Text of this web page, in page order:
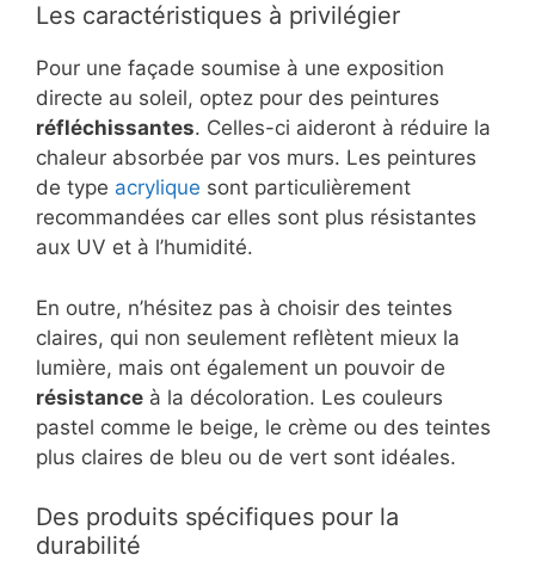
Les caractéristiques à privilégier
Pour une façade soumise à une exposition
directe au soleil, optez pour des peintures
réfléchissantes. Celles-ci aideront à réduire la
chaleur absorbée par vos murs. Les peintures
de type acrylique sont particulièrement
recommandées car elles sont plus résistantes
aux UV et à l’humidité.
En outre, n’hésitez pas à choisir des teintes
claires, qui non seulement reflètent mieux la
lumière, mais ont également un pouvoir de
résistance à la décoloration. Les couleurs
pastel comme le beige, le crème ou des teintes
plus claires de bleu ou de vert sont idéales.
Des produits spécifiques pour la
durabilité